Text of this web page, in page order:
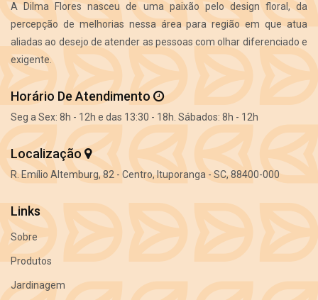
A Dilma Flores nasceu de uma paixão pelo design floral, da
percepção de melhorias nessa área para região em que atua
aliadas ao desejo de atender as pessoas com olhar diferenciado e
exigente.
Horário De Atendimento
Seg a Sex: 8h - 12h e das 13:30 - 18h. Sábados: 8h - 12h
Localização
R. Emílio Altemburg, 82 - Centro, Ituporanga - SC, 88400-000
Links
Sobre
Produtos
Jardinagem